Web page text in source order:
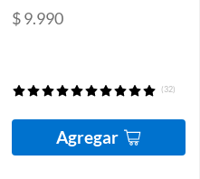
$ 9.990
(32)
Agregar